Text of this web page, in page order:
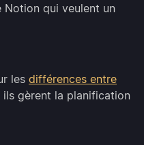
Notion qui veulent un
les différences entre
gèrent la planification